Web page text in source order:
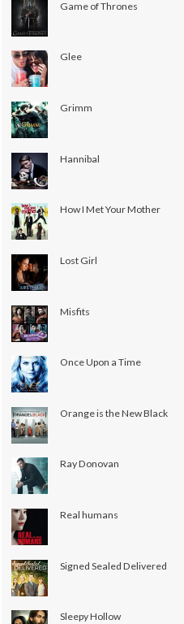
Game of Thrones
Glee
Grimm
Hannibal
How I Met Your Mother
Lost Girl
Misfits
Once Upon a Time
Orange is the New Black
Ray Donovan
Real humans
Signed Sealed Delivered
Sleepy Hollow